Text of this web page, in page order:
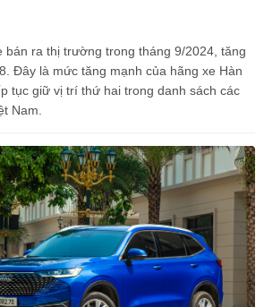
bán ra thị trường trong tháng 9/2024, tăng
Đây là mức tăng mạnh của hãng xe Hàn
tục giữ vị trí thứ hai trong danh sách các
Nam.